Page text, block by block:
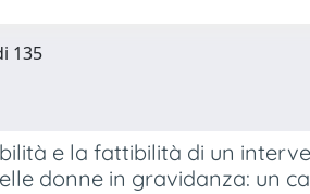
135
e la fattibilità di un
donne in gravidanza: un